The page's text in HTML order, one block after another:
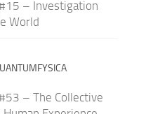
– Investigation
World
– The Collective